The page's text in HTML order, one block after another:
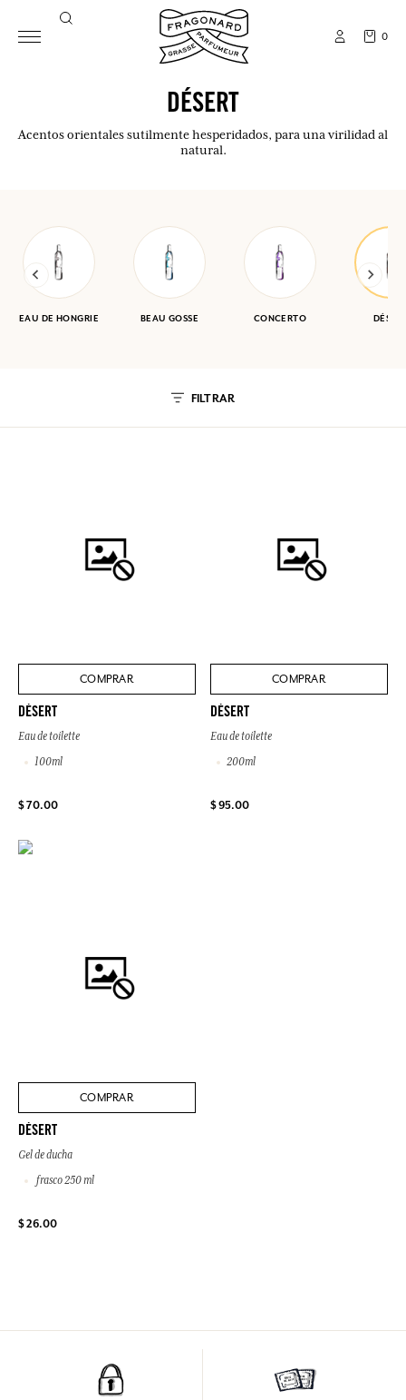
0
DÉSERT
Acentos orientales sutilmente hesperidados, para una virilidad al
natural.
EAU DE HONGRIE BEAU GOSSE CONCERTO
FILTRAR
COMPRAR
DÉSERT
Eau de toilette
100ml
$ 70.00
COMPRAR
DÉSERT
Eau de toilette
200ml
$ 95.00
COMPRAR
DÉSERT
Gel de ducha
frasco 250 ml
$ 26.00